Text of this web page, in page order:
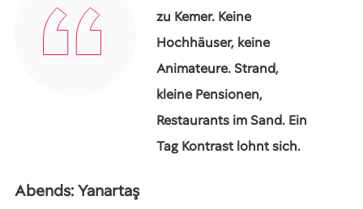
zu Kemer. Keine
Hochhäuser, keine
Animateure. Strand,
kleine Pensionen,
Restaurants im Sand. Ein
Tag Kontrast lohnt sich.
Abends: Yanartaş